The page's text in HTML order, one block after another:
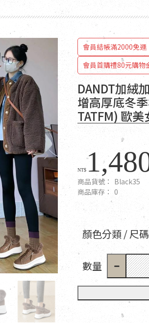
DANDT加絨
增高厚底冬
TATFM) 歐美
會員結帳滿2000免運
會員首購禮80元購物
NT$
商品貨號： Black35
商品庫存： 0
顏色分類 / 尺碼
數量